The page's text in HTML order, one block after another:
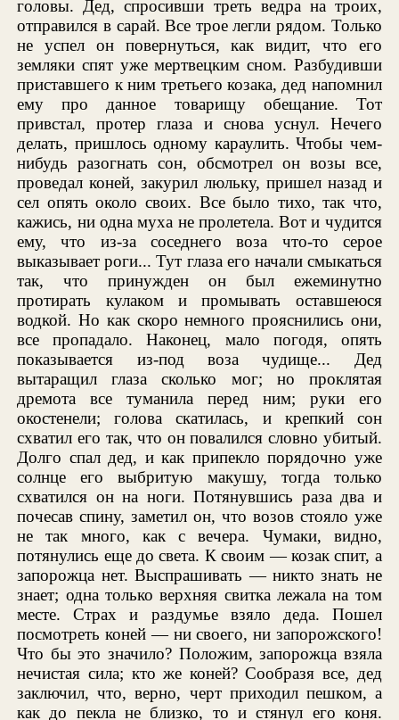
головы. Дед, спросивши треть ведра на троих,
отправился в сарай. Все трое легли рядом. Только
не успел он повернуться, как видит, что его
земляки спят уже мертвецким сном. Разбудивши
приставшего к ним третьего козака, дед напомнил
ему про данное товарищу обещание. Тот
привстал, протер глаза и снова уснул. Нечего
делать, пришлось одному караулить. Чтобы чем-
нибудь разогнать сон, обсмотрел он возы все,
проведал коней, закурил люльку, пришел назад и
сел опять около своих. Все было тихо, так что,
кажись, ни одна муха не пролетела. Вот и чудится
ему, что из-за соседнего воза что-то серое
выказывает роги... Тут глаза его начали смыкаться
так, что принужден он был ежеминутно
протирать кулаком и промывать оставшеюся
водкой. Но как скоро немного прояснились они,
все пропадало. Наконец, мало погодя, опять
показывается из-под воза чудище... Дед
вытаращил глаза сколько мог; но проклятая
дремота все туманила перед ним; руки его
окостенели; голова скатилась, и крепкий сон
схватил его так, что он повалился словно убитый.
Долго спал дед, и как припекло порядочно уже
солнце его выбритую макушу, тогда только
схватился он на ноги. Потянувшись раза два и
почесав спину, заметил он, что возов стояло уже
не так много, как с вечера. Чумаки, видно,
потянулись еще до света. К своим — козак спит, а
запорожца нет. Выспрашивать — никто знать не
знает; одна только верхняя свитка лежала на том
месте. Страх и раздумье взяло деда. Пошел
посмотреть коней — ни своего, ни запорожского!
Что бы это значило? Положим, запорожца взяла
нечистая сила; кто же коней? Сообразя все, дед
заключил, что, верно, черт приходил пешком, а
как до пекла не близко, то и стянул его коня.